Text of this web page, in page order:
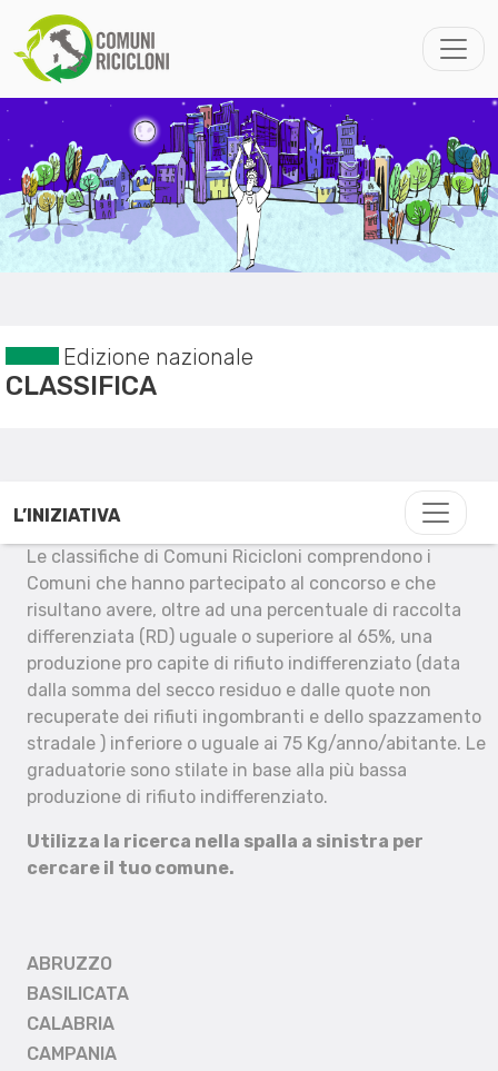
Edizione nazionale
CLASSIFICA
L’INIZIATIVA
Le classifiche di Comuni Ricicloni comprendono i
Comuni che hanno partecipato al concorso e che
risultano avere, oltre ad una percentuale di raccolta
differenziata (RD) uguale o superiore al 65%, una
produzione pro capite di rifiuto indifferenziato (data
dalla somma del secco residuo e dalle quote non
recuperate dei rifiuti ingombranti e dello spazzamento
stradale ) inferiore o uguale ai 75 Kg/anno/abitante. Le
graduatorie sono stilate in base alla più bassa
produzione di rifiuto indifferenziato.
Utilizza la ricerca nella spalla a sinistra per
cercare il tuo comune.
ABRUZZO
BASILICATA
CALABRIA
CAMPANIA